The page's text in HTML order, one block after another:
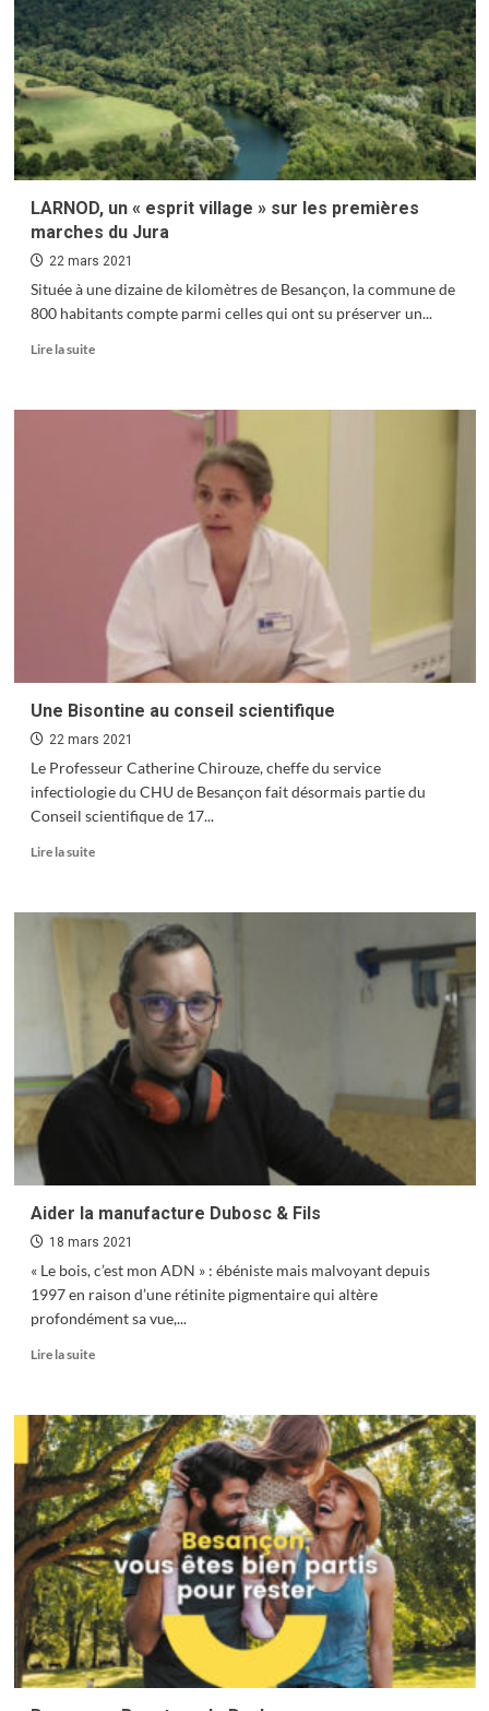
en
2021
LARNOD, un « esprit village » sur les premières
marches du Jura
22 mars 2021
Située à une dizaine de kilomètres de Besançon, la commune de
800 habitants compte parmi celles qui ont su préserver un...
Lire la suiteEn
sur
premières
marches
Jura
Une Bisontine au conseil scientifique
22 mars 2021
Le Professeur Catherine Chirouze, cheffe du service
infectiologie du CHU de Besançon fait désormais partie du
Conseil scientifique de 17...
Lire la suiteEn
sur
Bisontine
conseil
scientifique
Aider la manufacture Dubosc & Fils
18 mars 2021
« Le bois, c’est mon ADN » : ébéniste mais malvoyant depuis
1997 en raison d’une rétinite pigmentaire qui altère
profondément sa vue,...
Lire la suiteEn
sur
Aider
la
manufacture
Dubosc
&
Fils